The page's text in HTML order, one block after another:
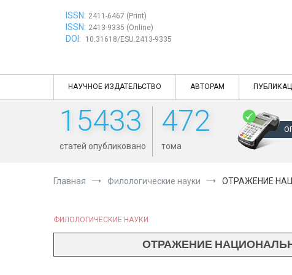
ISSN: 2411-6467 (Print)
ISSN: 2413-9335 (Online)
DOI: 10.31618/ESU.2413-9335
НАУЧНОЕ ИЗДАТЕЛЬСТВО АВТОРАМ
15433
статей опубликовано
472
тома
Главная Филологические науки ОТРАЖЕНИЕ
ФИЛОЛОГИЧЕСКИЕ НАУКИ
ОТРАЖЕНИЕ